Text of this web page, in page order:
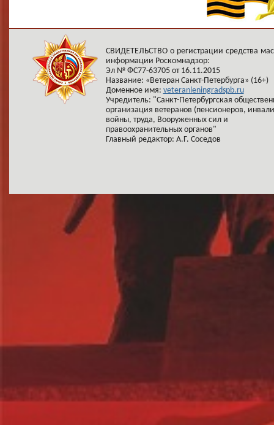
СВИДЕТЕЛЬСТВО о регистрации средства
информации Роскомнадзор:
Эл № ФС77-63705 от 16.11.2015
Название: «Ветеран Санкт-Петербурга» (16+)
Доменное имя: veteranleningradspb.ru
Учредитель: "Санкт-Петербургская
организация ветеранов (пенсионеров,
войны, труда, Вооруженных сил и
правоохранительных органов"
Главный редактор: А.Г. Соседов